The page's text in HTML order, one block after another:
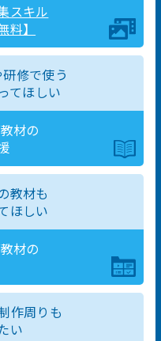
スキル
料】
修で使う
てほしい
材の
教材も
ほしい
材の
作周りも
い